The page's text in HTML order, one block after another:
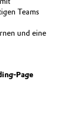
(GTC)
Teams
und eine
Page